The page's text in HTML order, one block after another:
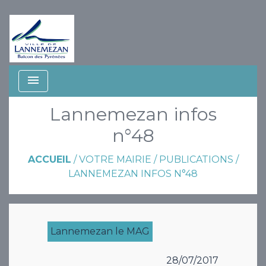
menu
Lannemezan infos
n°48
ACCUEIL /VOTRE MAIRIE / PUBLICATIONS /
LANNEMEZAN INFOS N°48
Lannemezan le MAG
28/07/2017